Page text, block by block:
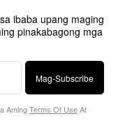
ibaba upang maging
pinakabagong mga
Mag-Subscribe
AmingTerms Of UseAt